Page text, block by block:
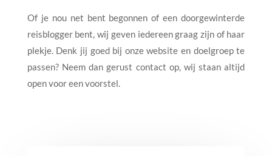
Of je nou net bent begonnen of een doorgewinterde
reisblogger bent, wij geven iedereen graag zijn of haar
plekje. Denk jij goed bij onze website en doelgroep te
passen? Neem dan gerust contact op, wij staan altijd
open voor een voorstel.